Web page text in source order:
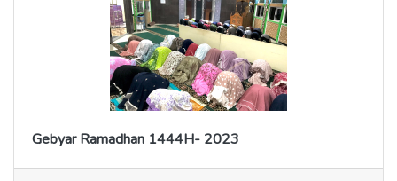
Gebyar Ramadhan 1444H- 2023